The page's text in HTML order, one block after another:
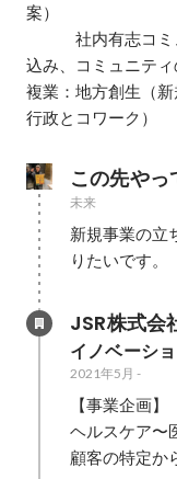
案）
社内有志コミュ
込み、コミュニティ
複業：地方創生（
行政とコワーク）
この先やっ
未来
新規事業の立
りたいです。
JSR株式会
イノベーシ
2021年5月 -
【事業企画】
ヘルスケア〜
顧客の特定か